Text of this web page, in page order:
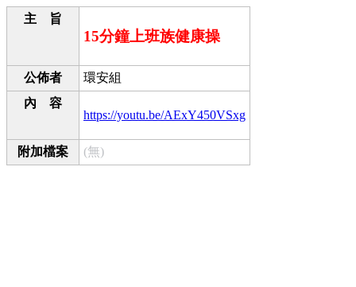
主 旨
15分鐘上班族健康操
公佈者
環安組
內 容
https://youtu.be/AExY450VSxg
附加檔案 (無)